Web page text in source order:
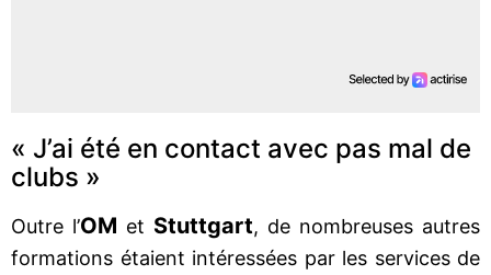
« J’ai été en contact avec pas mal de
clubs »
Outre l’OM et Stuttgart, de nombreuses autres
formations étaient intéressées par les services de